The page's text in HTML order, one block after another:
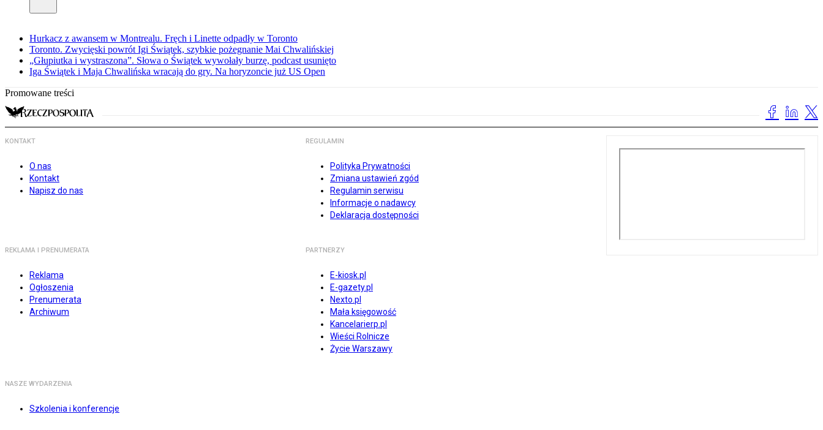
Hurkacz z awansem w Montrealu. Fręch i Linette odpadły w Toronto
Toronto. Zwycięski powrót Igi Świątek, szybkie pożegnanie Mai Chwalińskiej
„Głupiutka i wystraszona”. Słowa o Świątek wywołały burzę, podcast usunięto
Iga Świątek i Maja Chwalińska wracają do gry. Na horyzoncie już US Open
Promowane treści
KONTAKT
O nas
Kontakt
Napisz do nas
REGULAMIN
Polityka Prywatności
Zmiana ustawień zgód
Regulamin serwisu
Informacje o nadawcy
Deklaracja dostępności
REKLAMA I PRENUMERATA
Reklama
Ogłoszenia
Prenumerata
Archiwum
PARTNERZY
E-kiosk.pl
E-gazety.pl
Nexto.pl
Mała księgowość
Kancelarierp.pl
Wieści Rolnicze
Życie Warszawy
NASZE WYDARZENIA
Szkolenia i konferencje